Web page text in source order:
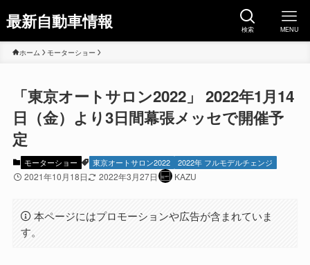
最新自動車情報 検索 MENU
ホーム モーターショー
「東京オートサロン2022」 2022年1月14
日（金）より3日間幕張メッセで開催予
定
モーターショー 東京オートサロン2022 2022年 フルモデルチェンジ
2021年10月18日 2022年3月27日 KAZU
本ページにはプロモーションや広告が含まれていま
す。